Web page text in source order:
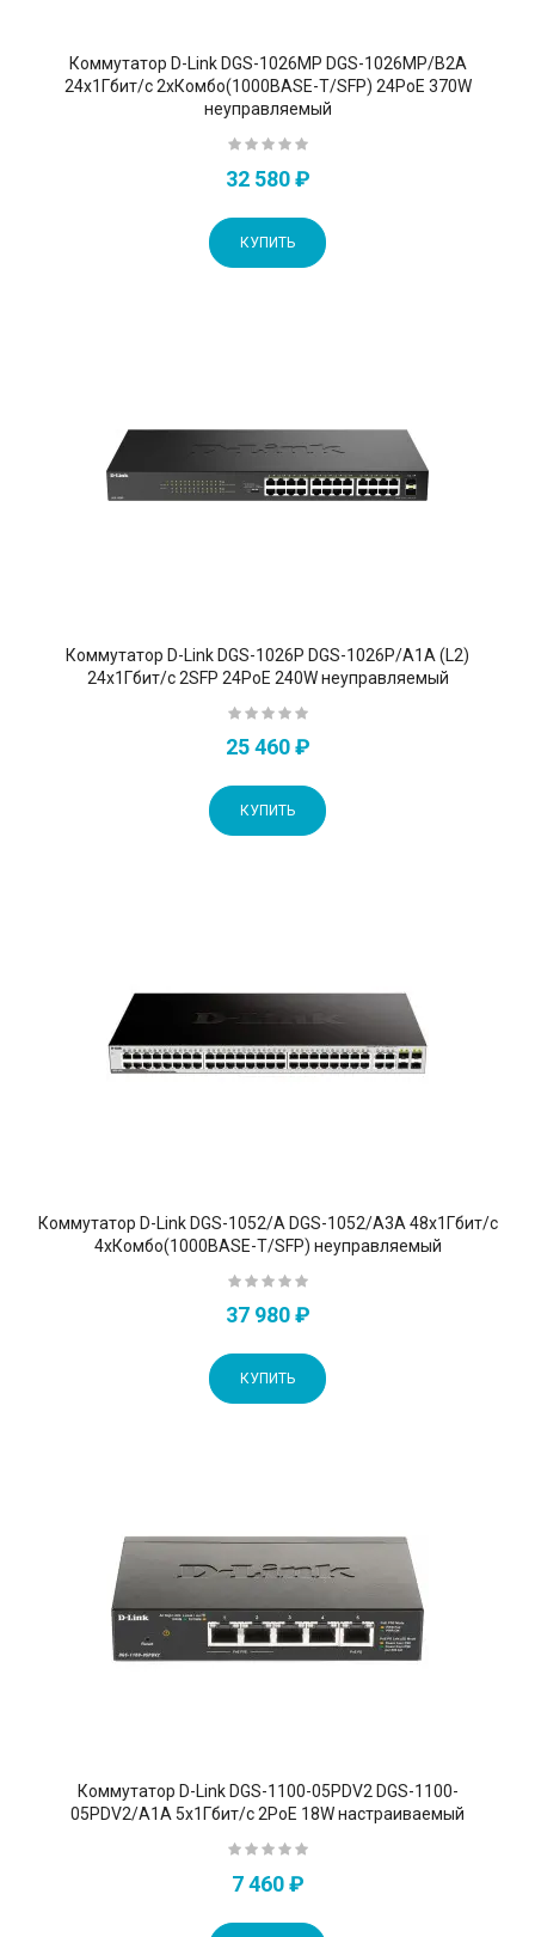
Коммутатор D-Link DGS-1026MP DGS-1026MP/B2A
24x1Гбит/с 2xКомбо(1000BASE-T/SFP) 24PoE 370W
неуправляемый
32 580 ₽
КУПИТЬ
Коммутатор D-Link DGS-1026P DGS-1026P/A1A (L2)
24x1Гбит/с 2SFP 24PoE 240W неуправляемый
25 460 ₽
КУПИТЬ
Коммутатор D-Link DGS-1052/A DGS-1052/A3A 48x1Гбит/с
4xКомбо(1000BASE-T/SFP) неуправляемый
37 980 ₽
КУПИТЬ
Коммутатор D-Link DGS-1100-05PDV2 DGS-1100-
05PDV2/A1A 5x1Гбит/с 2PoE 18W настраиваемый
7 460 ₽